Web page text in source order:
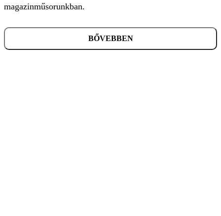
magazinműsorunkban.
BŐVEBBEN